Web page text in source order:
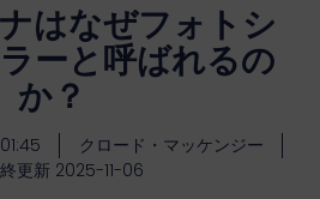
はなぜフォトシ
ーと呼ばれるの
か？
01:45
クロード・マッケンジー
更新 2025-11-06